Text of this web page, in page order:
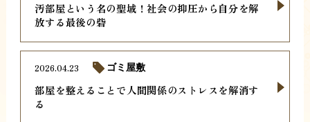
汚部屋という名の聖域！社会の抑圧から自分を解
放する最後の砦
部屋を整えることで人間関係のストレスを解消す
る
2026.04.23 ゴミ屋敷